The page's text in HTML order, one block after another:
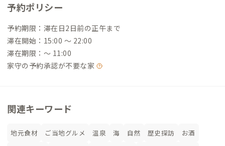
予約ポリシー
予約期限：滞在日2日前の正午まで
滞在開始：15:00 〜 22:00
滞在期限：〜 11:00
家守の予約承認が不要な家
関連キーワード
地元食材 ご当地グルメ 温泉 海 自然 歴史探訪
お酒